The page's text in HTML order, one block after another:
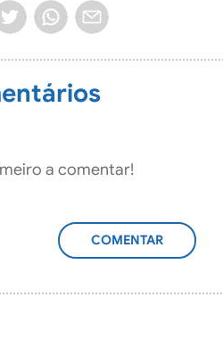
a comentar!
ADICIONAR